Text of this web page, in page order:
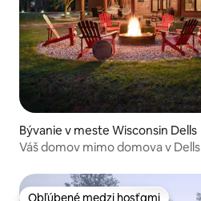
Bývanie v meste Wisconsin Dells
Váš domov mimo domova v Dells
Obľúbené medzi hosťami